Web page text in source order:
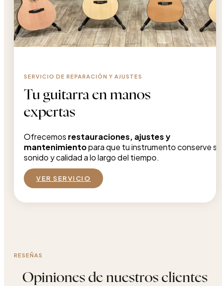
SERVICIO DE REPARACIÓN Y AJUSTES
Tu guitarra en manos
expertas
Ofrecemos restauraciones, ajustes y
mantenimientopara que tu instrumento conserve su
sonido y calidad a lo largo del tiempo.
VER SERVICIO
RESEÑAS
Opiniones de nuestros clientes